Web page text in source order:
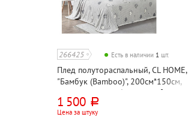
266425 Есть в наличии 1 шт.
Плед полутораспальный, CL HOME,
"Бамбук (Bamboo)", 200см*150см,
серый, микрофибра, 190г⁄м², в
атласной ленте
1 500 руб.
Цена за штуку